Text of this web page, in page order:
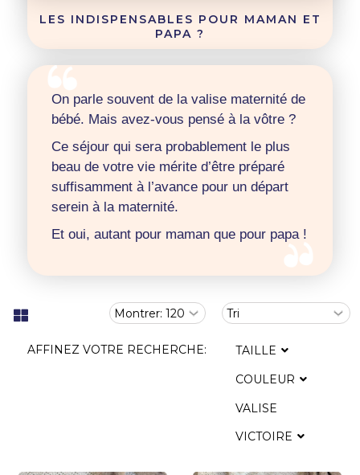
LES INDISPENSABLES POUR MAMAN ET
PAPA ?
On parle souvent de la valise maternité de
bébé. Mais avez-vous pensé à la vôtre ?
Ce séjour qui sera probablement le plus
beau de votre vie mérite d’être préparé
suffisamment à l’avance pour un départ
serein à la maternité.
Et oui, autant pour maman que pour papa !
AFFINEZ VOTRE RECHERCHE:
TAILLE
COULEUR
VALISE
VICTOIRE